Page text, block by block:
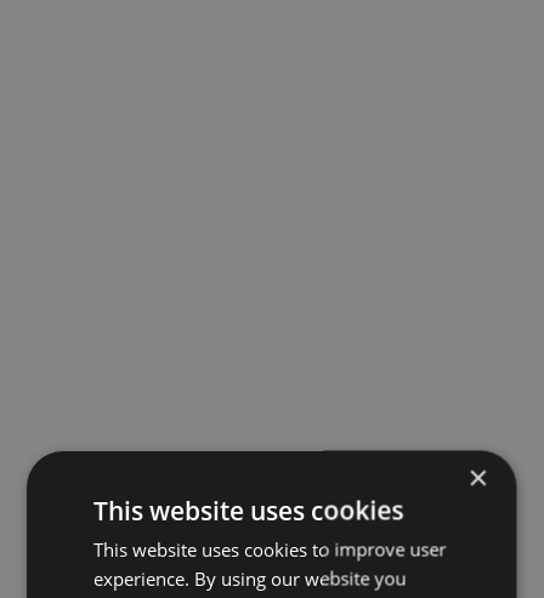
×
This website uses cookies
This website uses cookies to improve user
experience. By using our website you